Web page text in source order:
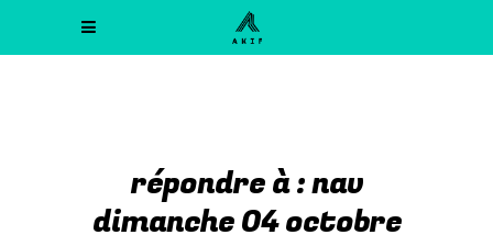
répondre à : nav
dimanche 04 octobre